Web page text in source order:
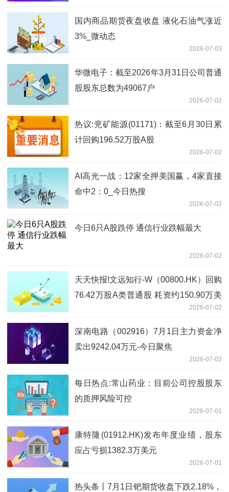
国内商品期货夜盘收盘 液化石油气涨近
3%_微动态
2026-07-03
华微电子：截至2026年3月31日公司普通
股股东总数为49067户
2026-07-02
热议:兖矿能源(01171)：截至6月30日累
计回购196.52万股A股
2026-07-02
AI高光一战：12家全押美国赢，4家直接
命中2：0_今日热搜
2026-07-02
今日6只A股跌停 通信行业跌幅最大
2026-07-02
天天快报!文远知行-W（00800.HK）回购
76.42万股A类普通股 耗资约150.90万美
2026-07-02
深南电路（002916）7月1日主力资金净
卖出9242.04万元-今日聚焦
2026-07-02
每日热点:常山药业：目前公司控股股东
的质押风险可控
2026-07-01
康特隆(01912.HK)发布年度业绩，股东
应占亏损1382.3万美元
2026-07-01
热头条丨7月1日钯期货收盘下跌2.18%，